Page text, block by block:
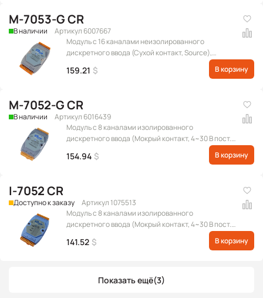
M-7053-G CR
В наличии
Артикул 6007667
Модуль с 16 каналами неизолированного
дискретного ввода (Сухой контакт, Source),
159.21 $ В корзину
M-7052-G CR
В наличии
Артикул 6016439
Модуль с 8 каналами изолированного
дискретного ввода (Мокрый контакт, 4~30 В пост.),
с межканальной изоляцией (6 каналов), протокол
Modbus RTU
154.94 $ В корзину
I-7052 CR
Доступно к заказу
Артикул 1075513
Модуль с 8 каналами изолированного
дискретного ввода (Мокрый контакт, 4~30 В пост.),
с межканальной изоляцией (6 каналов), протокол
DCON
141.52 $ В корзину
Показать ещё(3)